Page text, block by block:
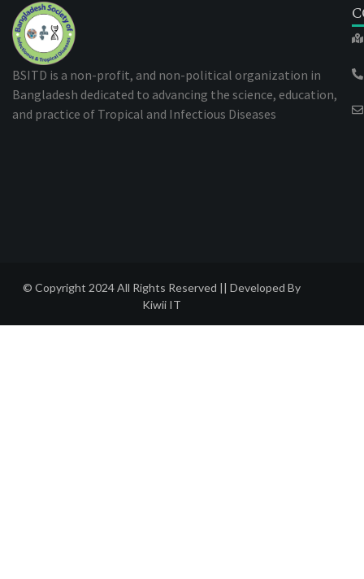
BSITD is a non-profit, and non-political organization in
Bangladesh dedicated to advancing the science, education,
and practice of Tropical and Infectious Diseases
© Copyright 2024 All Rights Reserved || Developed By
Kiwii IT